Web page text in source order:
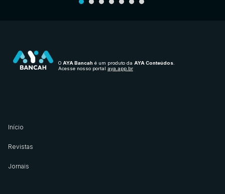
O AYA Bancah é um produto da AYA Conteúdos
Acesse nosso portal aya.app.br
Início
Revistas
Jornais